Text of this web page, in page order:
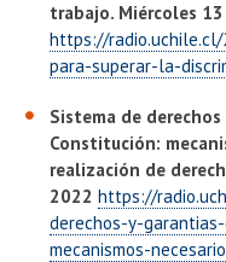
trabajo. Miércoles
https://
para-superar-la-
Sistema de
Constitución:
realización de
2022 https://
derechos-y-
mecanismos-